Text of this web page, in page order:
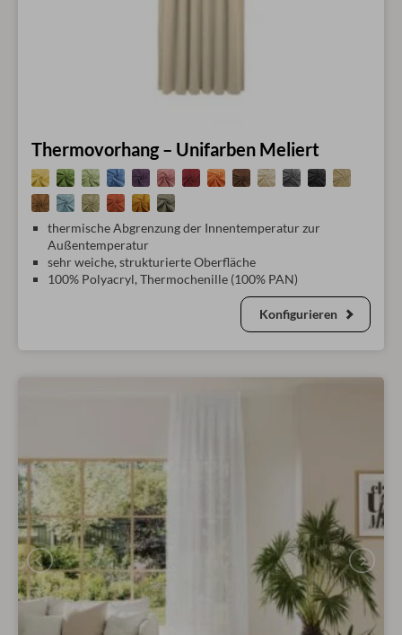
Thermovorhang – Unifarben Meliert
thermische Abgrenzung der Innentemperatur zur
Außentemperatur
sehr weiche, strukturierte Oberfläche
100% Polyacryl, Thermochenille (100% PAN)